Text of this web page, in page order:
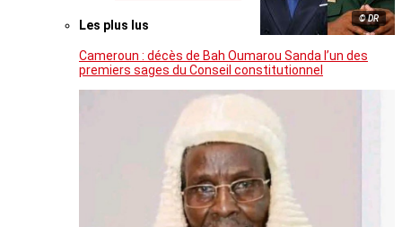
© DR
Les plus lus
Cameroun : décès de Bah Oumarou Sanda l’un des
premiers sages du Conseil constitutionnel